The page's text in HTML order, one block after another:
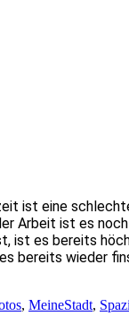
ist eine
Arbeit ist es
ist es bereits
bereits wieder
, MeineStadt,